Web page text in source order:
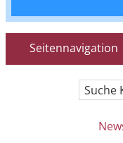
Seitennavigation
Suche